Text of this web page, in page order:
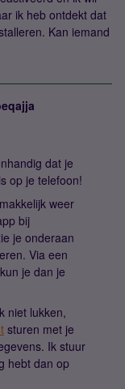
ik heb ontdekt dat
Kan iemand
dat je
op je telefoon!
weer
bij
je onderaan
Via een
je dan je
niet lukken,
sturen met je
Ik stuur
hebt dan op